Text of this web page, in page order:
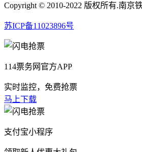
Copyright © 2010-2022 版权所有.南京
苏ICP备11023896号
114票务网官方APP
实时监控，免费抢票
马上下载
支付宝小程序